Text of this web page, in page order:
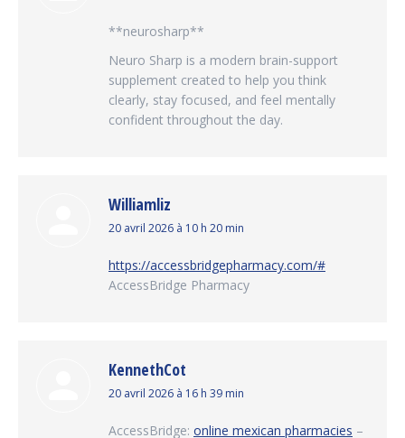
**neurosharp**
Neuro Sharp is a modern brain-support
supplement created to help you think
clearly, stay focused, and feel mentally
confident throughout the day.
Williamliz
dit
20 avril 2026 à 10 h 20 min
https://accessbridgepharmacy.com/#
AccessBridge Pharmacy
KennethCot
dit
20 avril 2026 à 16 h 39 min
AccessBridge: online mexican pharmacies –